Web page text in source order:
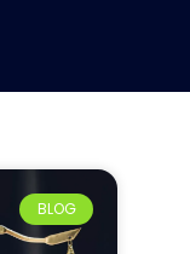
BLOG